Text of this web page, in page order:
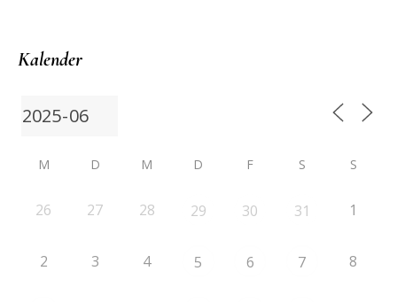
Kalender
M D M D F S S
26 27 28 29 30 31 1
2 3 4 5 6 7 8